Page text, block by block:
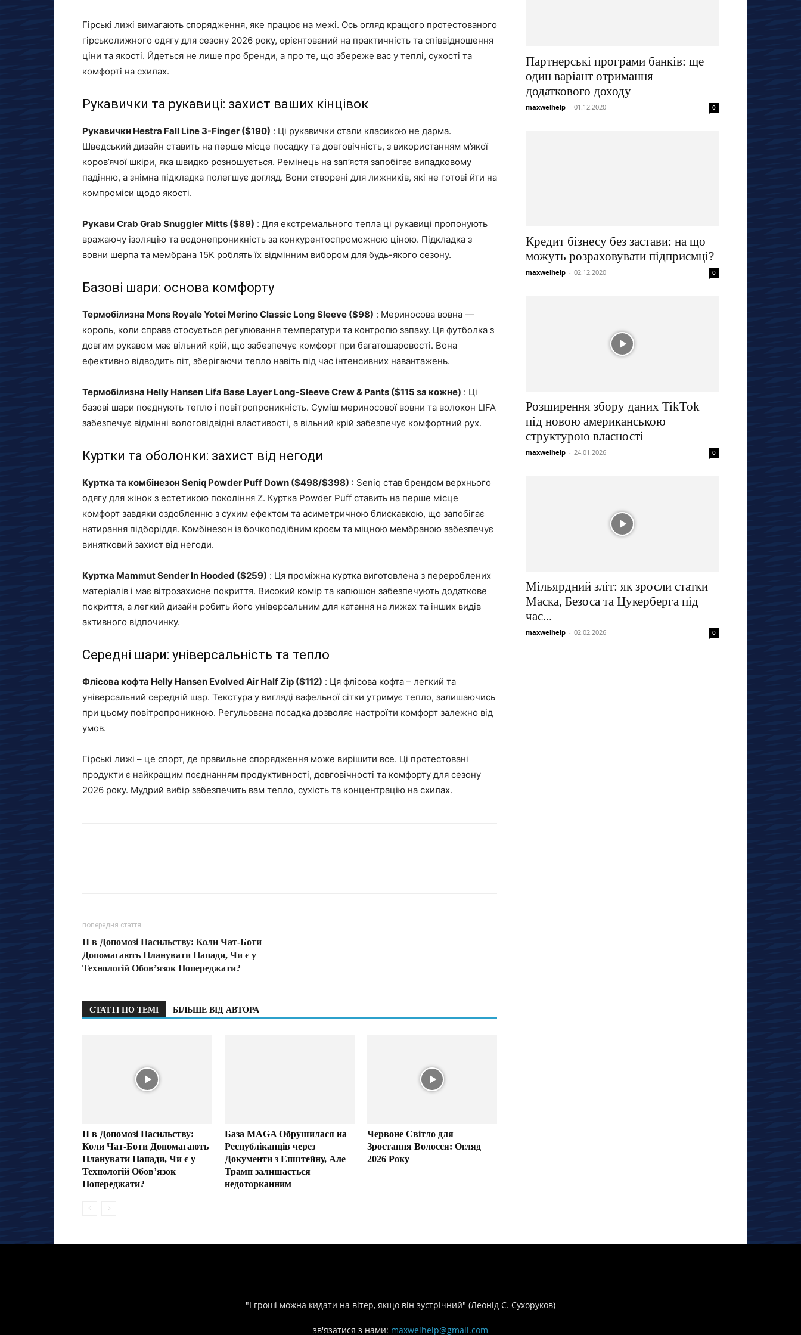
Гірські лижі вимагають спорядження, яке працює на межі. Ось огляд кращого протестованого
гірськолижного одягу для сезону 2026 року, орієнтований на практичність та співвідношення
ціни та якості. Йдеться не лише про бренди, а про те, що збереже вас у теплі, сухості та
комфорті на схилах.
Рукавички та рукавиці: захист ваших кінцівок
Рукавички Hestra Fall Line 3-Finger ($190) : Ці рукавички стали класикою не дарма.
Шведський дизайн ставить на перше місце посадку та довговічність, з використанням м’якої
коров’ячої шкіри, яка швидко розношується. Ремінець на зап’ястя запобігає випадковому
падінню, а знімна підкладка полегшує догляд. Вони створені для лижників, які не готові йти на
компроміси щодо якості.
Рукави Crab Grab Snuggler Mitts ($89) : Для екстремального тепла ці рукавиці пропонують
вражаючу ізоляцію та водонепроникність за конкурентоспроможною ціною. Підкладка з
вовни шерпа та мембрана 15K роблять їх відмінним вибором для будь-якого сезону.
Базові шари: основа комфорту
Термобілизна Mons Royale Yotei Merino Classic Long Sleeve ($98) : Мериносова вовна —
король, коли справа стосується регулювання температури та контролю запаху. Ця футболка з
довгим рукавом має вільний крій, що забезпечує комфорт при багатошаровості. Вона
ефективно відводить піт, зберігаючи тепло навіть під час інтенсивних навантажень.
Термобілизна Helly Hansen Lifa Base Layer Long-Sleeve Crew & Pants ($115 за кожне) : Ці
базові шари поєднують тепло і повітропроникність. Суміш мериносової вовни та волокон LIFA
забезпечує відмінні вологовідвідні властивості, а вільний крій забезпечує комфортний рух.
Куртки та оболонки: захист від негоди
Куртка та комбінезон Seniq Powder Puff Down ($498/$398) : Seniq став брендом верхнього
одягу для жінок з естетикою покоління Z. Куртка Powder Puff ставить на перше місце
комфорт завдяки оздобленню з сухим ефектом та асиметричною блискавкою, що запобігає
натирання підборіддя. Комбінезон із бочкоподібним кроєм та міцною мембраною забезпечує
винятковий захист від негоди.
Куртка Mammut Sender In Hooded ($259) : Ця проміжна куртка виготовлена ​​з перероблених
матеріалів і має вітрозахисне покриття. Високий комір та капюшон забезпечують додаткове
покриття, а легкий дизайн робить його універсальним для катання на лижах та інших видів
активного відпочинку.
Середні шари: універсальність та тепло
Флісова кофта Helly Hansen Evolved Air Half Zip ($112) : Ця флісова кофта – легкий та
універсальний середній шар. Текстура у вигляді вафельної сітки утримує тепло, залишаючись
при цьому повітропроникною. Регульована посадка дозволяє настроїти комфорт залежно від
умов.
Гірські лижі – це спорт, де правильне спорядження може вирішити все. Ці протестовані
продукти є найкращим поєднанням продуктивності, довговічності та комфорту для сезону
2026 року. Мудрий вибір забезпечить вам тепло, сухість та концентрацію на схилах.
попередня стаття
ІІ в Допомозі Насильству: Коли Чат-Боти
Допомагають Планувати Напади, Чи є у
Технологій Обов’язок Попереджати?
СТАТТІ ПО ТЕМІ БІЛЬШЕ ВІД АВТОРА
ІІ в Допомозі Насильству:
Коли Чат-Боти Допомагають
Планувати Напади, Чи є у
Технологій Обов’язок
Попереджати?
База MAGA Обрушилася на
Республіканців через
Документи з Епштейну, Але
Трамп залишається
недоторканним
Червоне Світло для
Зростання Волосся: Огляд
2026 Року
Партнерські програми банків: ще
один варіант отримання
додаткового доходу
maxwelhelp - 01.12.2020 0
Кредит бізнесу без застави: на що
можуть розраховувати підприємці?
maxwelhelp - 02.12.2020 0
Розширення збору даних TikTok
під новою американською
структурою власності
maxwelhelp - 24.01.2026 0
Мільярдний зліт: як зросли статки
Маска, Безоса та Цукерберга під
час...
maxwelhelp - 02.02.2026 0
"І гроші можна кидати на вітер, якщо він зустрічний" (Леонід С. Сухоруков)
зв'язатися з нами: maxwelhelp@gmail.com